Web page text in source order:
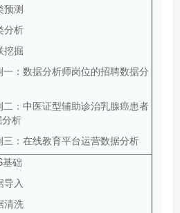
预测
分析
挖掘
一：数据分析师岗位的招聘数据分
二：中医证型辅助诊治乳腺癌患者
析
三：在线教育平台运营数据分析
础
导入
清洗